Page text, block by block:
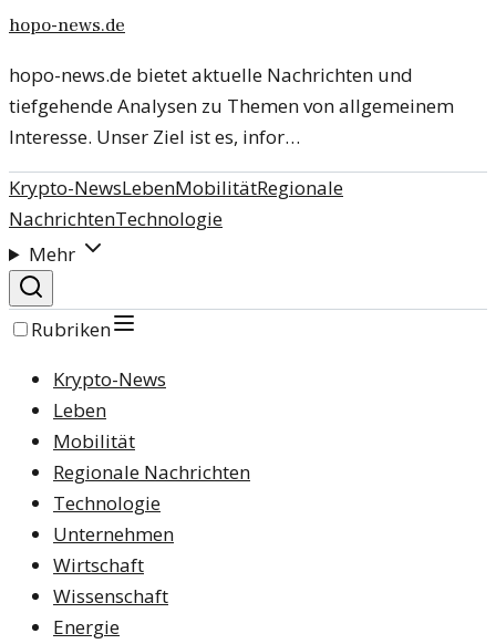
hopo-news.de
hopo-news.de bietet aktuelle Nachrichten und
tiefgehende Analysen zu Themen von allgemeinem
Interesse. Unser Ziel ist es, infor…
Krypto-NewsLebenMobilitätRegionale
NachrichtenTechnologie
Mehr
Rubriken
Krypto-News
Leben
Mobilität
Regionale Nachrichten
Technologie
Unternehmen
Wirtschaft
Wissenschaft
Energie